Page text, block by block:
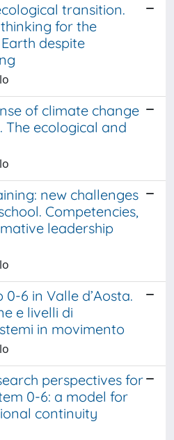
transition.
for the
despite
of climate change
The ecological and
new challenges
Competencies,
leadership
6 in Valle d’Aosta.
e livelli di
in movimento
perspectives for
0-6: a model for
continuity